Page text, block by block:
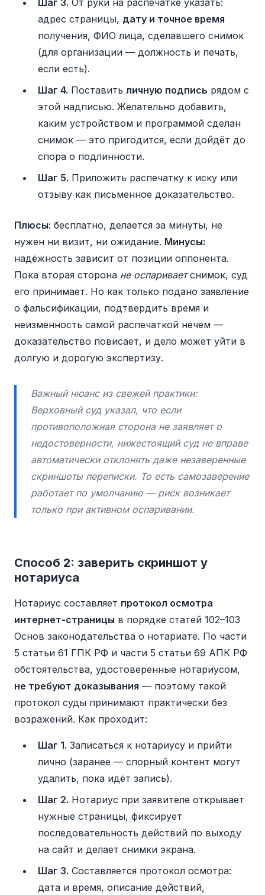
Шаг 3. От руки на распечатке указать:
адрес страницы, дату и точное время
получения, ФИО лица, сделавшего снимок
(для организации — должность и печать,
если есть).
Шаг 4. Поставить личную подпись рядом с
этой надписью. Желательно добавить,
каким устройством и программой сделан
снимок — это пригодится, если дойдёт до
спора о подлинности.
Шаг 5. Приложить распечатку к иску или
отзыву как письменное доказательство.
Плюсы: бесплатно, делается за минуты, не
нужен ни визит, ни ожидание. Минусы:
надёжность зависит от позиции оппонента.
Пока вторая сторона не оспариваетснимок, суд
его принимает. Но как только подано заявление
о фальсификации, подтвердить время и
неизменность самой распечаткой нечем —
доказательство повисает, и дело может уйти в
долгую и дорогую экспертизу.
Важный нюанс из свежей практики:
Верховный суд указал, что если
противоположная сторона не заявляет о
недостоверности, нижестоящий суд не вправе
автоматически отклонять даже незаверенные
скриншоты переписки. То есть самозаверение
работает по умолчанию — риск возникает
только при активном оспаривании.
Способ 2: заверить скриншот у
нотариуса
Нотариус составляет протокол осмотра
интернет-страницы в порядке статей 102–103
Основ законодательства о нотариате. По части
5 статьи 61 ГПК РФ и части 5 статьи 69 АПК РФ
обстоятельства, удостоверенные нотариусом,
не требуют доказывания — поэтому такой
протокол суды принимают практически без
возражений. Как проходит:
Шаг 1. Записаться к нотариусу и прийти
лично (заранее — спорный контент могут
удалить, пока идёт запись).
Шаг 2. Нотариус при заявителе открывает
нужные страницы, фиксирует
последовательность действий по выходу
на сайт и делает снимки экрана.
Шаг 3. Составляется протокол осмотра:
дата и время, описание действий,